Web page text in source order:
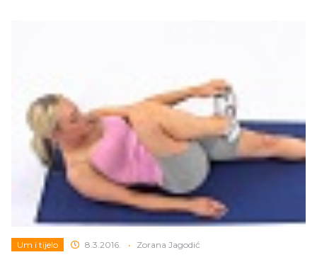
Um i tijelo 8.3.2016. • Zorana Jagodić